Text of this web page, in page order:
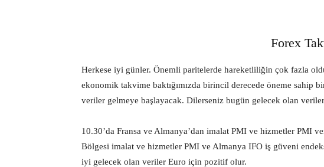
Forex
Herkese iyi günler. Önemli paritelerde hareketliliğin çok fazla
ekonomik takvime baktığımızda birincil derecede öneme sahip
veriler gelmeye başlayacak. Dilerseniz bugün gelecek olan
10.30’da Fransa ve Almanya’dan imalat PMI ve hizmetler PMI
Bölgesi imalat ve hizmetler PMI ve Almanya IFO iş güveni
iyi gelecek olan veriler Euro için pozitif olur.